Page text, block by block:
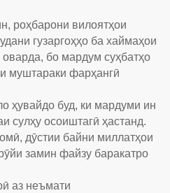
роҳбарони вилоятҳои
гузаргоҳҳо ба хаймаҳои
бо мардум суҳбатҳо
муштараки фарҳангӣ
ҳувайдо буд, ки мардуми ин
сулҳу осоиштагӣ ҳастанд.
дӯстии байни миллатҳои
замин файзу баракатро
аз неъмати